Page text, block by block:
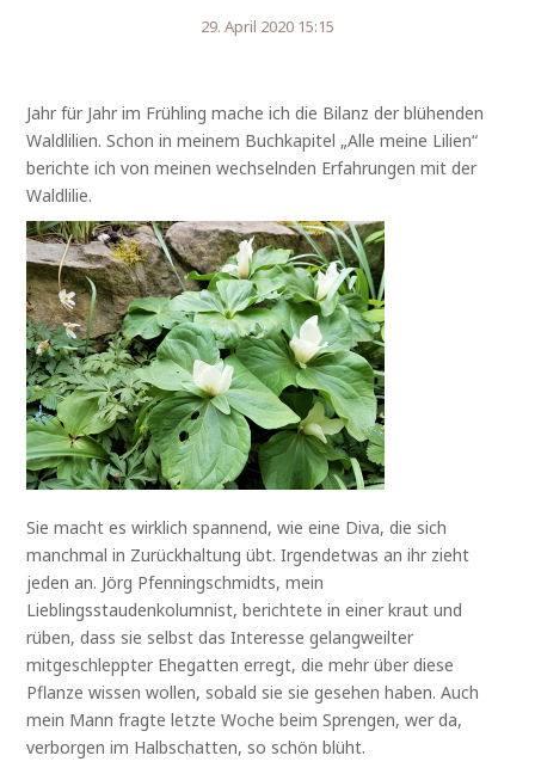
29. April 2020 15:15
Jahr für Jahr im Frühling mache ich die Bilanz der blühenden
Waldlilien. Schon in meinem Buchkapitel „Alle meine Lilien“
berichte ich von meinen wechselnden Erfahrungen mit der
Waldlilie.
Sie macht es wirklich spannend, wie eine Diva, die sich
manchmal in Zurückhaltung übt. Irgendetwas an ihr zieht
jeden an. Jörg Pfenningschmidts, mein
Lieblingsstaudenkolumnist, berichtete in einer kraut und
rüben, dass sie selbst das Interesse gelangweilter
mitgeschleppter Ehegatten erregt, die mehr über diese
Pflanze wissen wollen, sobald sie sie gesehen haben. Auch
mein Mann fragte letzte Woche beim Sprengen, wer da,
verborgen im Halbschatten, so schön blüht.